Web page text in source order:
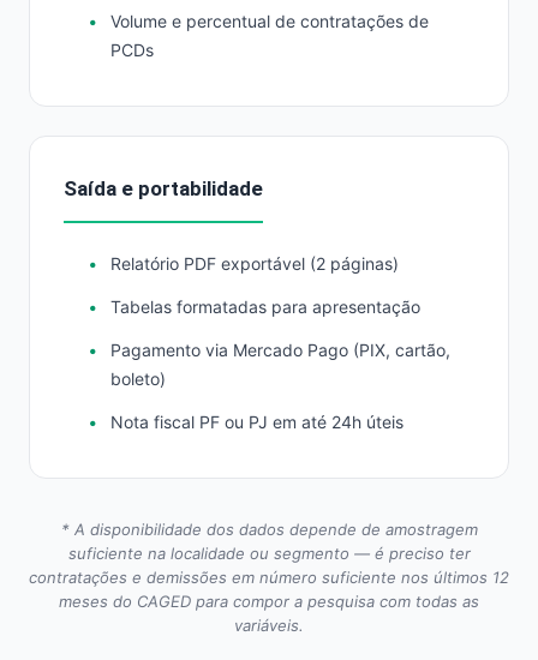
Volume e percentual de contratações de
PCDs
Saída e portabilidade
Relatório PDF exportável (2 páginas)
Tabelas formatadas para apresentação
Pagamento via Mercado Pago (PIX, cartão,
boleto)
Nota fiscal PF ou PJ em até 24h úteis
* A disponibilidade dos dados depende de amostragem
suficiente na localidade ou segmento — é preciso ter
contratações e demissões em número suficiente nos últimos 12
meses do CAGED para compor a pesquisa com todas as
variáveis.